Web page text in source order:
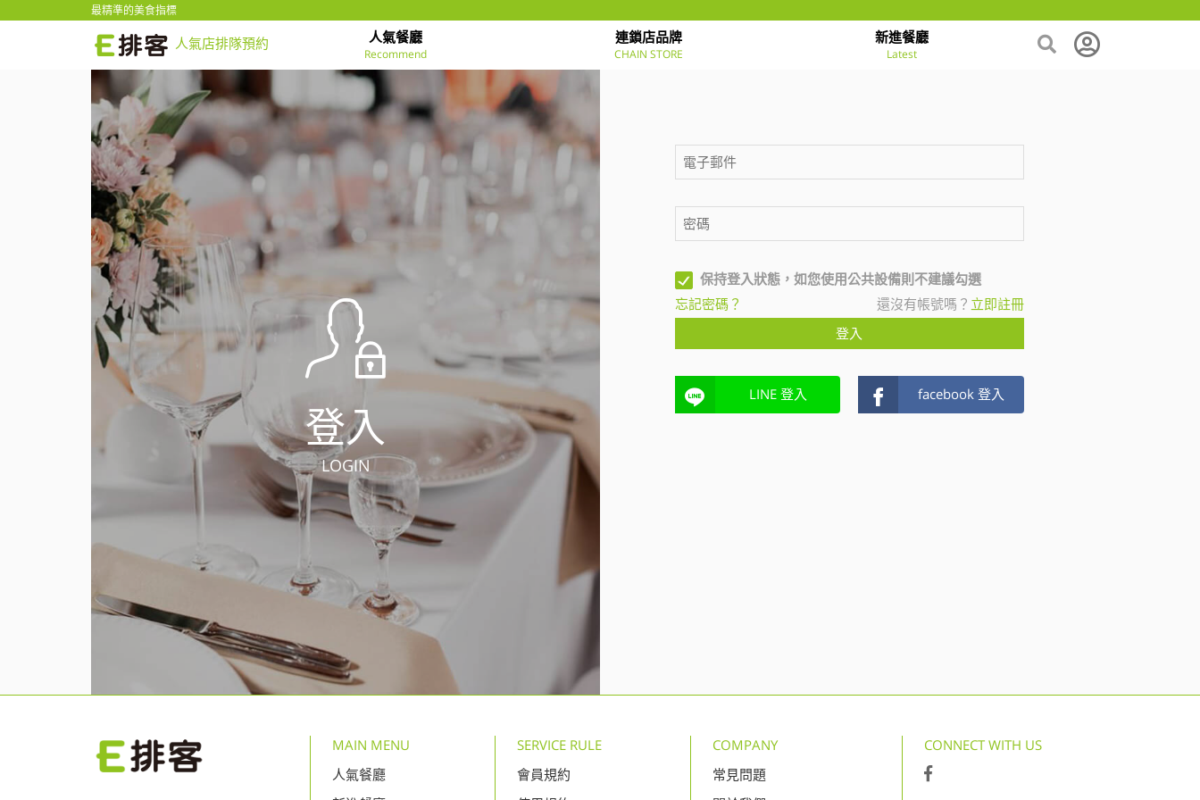
最精準的美食指標
人氣店排隊預約 人氣餐廳
Recommend
連鎖店品牌
CHAIN STORE
新進餐廳
Latest
登入
LOGIN
保持登入狀態，如您使用公共設備則不建議勾選
忘記密碼？
還沒有帳號嗎？ 立即註冊
登入
LINE 登入 facebook 登入
MAIN MENU
人氣餐廳
SERVICE RULE
會員規約
COMPANY
常見問題
CONNECT WITH US